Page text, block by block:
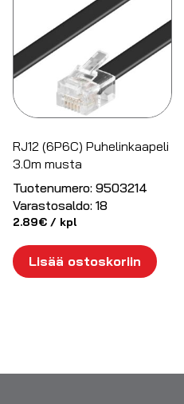
RJ12 (6P6C) Puhelinkaapeli
3.0m musta
Tuotenumero: 9503214
Varastosaldo: 18
2.89€ / kpl
Lisää ostoskoriin